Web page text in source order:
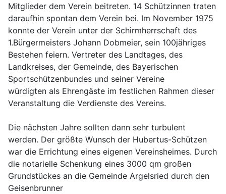
Mitglieder dem Verein beitreten. 14 Schützinnen traten
daraufhin spontan dem Verein bei. Im November 1975
konnte der Verein unter der Schirmherrschaft des
1.Bürgermeisters Johann Dobmeier, sein 100jähriges
Bestehen feiern. Vertreter des Landtages, des
Landkreises, der Gemeinde, des Bayerischen
Sportschützenbundes und seiner Vereine
würdigten als Ehrengäste im festlichen Rahmen dieser
Veranstaltung die Verdienste des Vereins.
Die nächsten Jahre sollten dann sehr turbulent
werden. Der größte Wunsch der Hubertus-Schützen
war die Errichtung eines eigenen Vereinsheimes. Durch
die notarielle Schenkung eines 3000 qm großen
Grundstückes an die Gemeinde Argelsried durch den
Geisenbrunner